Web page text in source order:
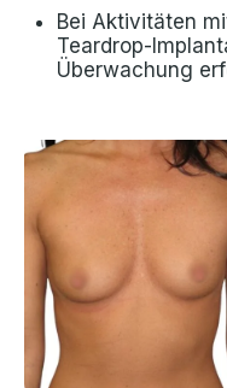
Bei Aktivitäten
Teardrop-
Überwachung